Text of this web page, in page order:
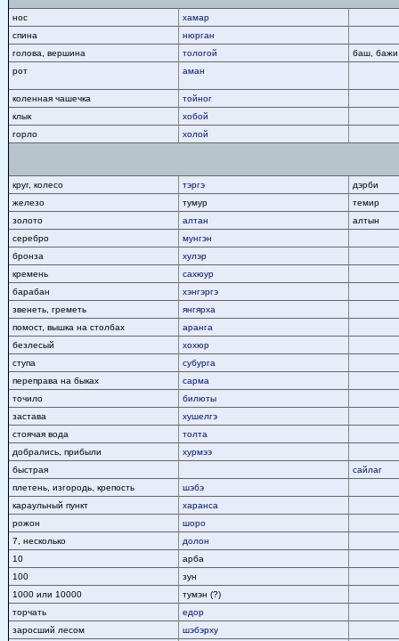
нос
хамар
спина
нюрган
голова, вершина
тологой
баш, бажи
рот
аман
коленная чашечка
тойног
клык
хобой
горло
холой
круг, колесо тэргэ
дэрби
железо
тумур
темир
золото
алтан
алтын
серебро
мунгэн
бронза
хулэр
кремень
сахюур
барабан
хэнгэргэ
звенеть, греметь
янгярха
помост, вышка на столбах
аранга
безлесый
хохюр
ступа
субурга
переправа на быках
сарма
точило
билюты
застава
хушелгэ
стоячая вода
толта
добрались, прибыли
хурмээ
быстрая
сайлаг
плетень, изгородь, крепость
шэбэ
караульный пункт
харанса
рожон
шоро
7, несколько
долон
10
арба
100
зун
1000 или 10000
тумэн (?)
торчать
едор
заросший лесом
шэбэрху